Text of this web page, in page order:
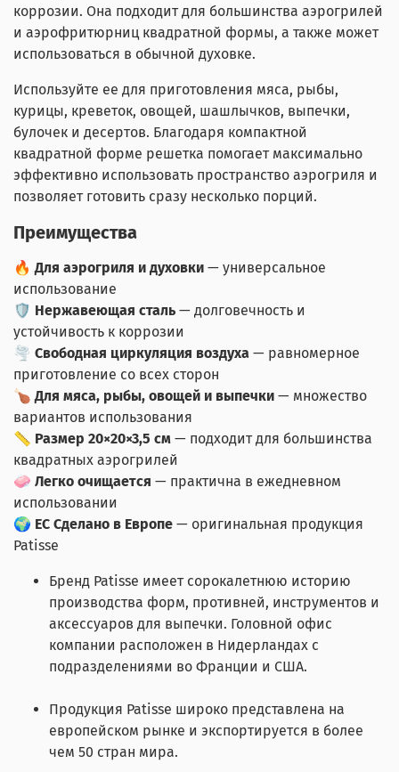
коррозии. Она подходит для большинства аэрогрилей
и аэрофритюрниц квадратной формы, а также может
использоваться в обычной духовке.
Используйте ее для приготовления мяса, рыбы,
курицы, креветок, овощей, шашлычков, выпечки,
булочек и десертов. Благодаря компактной
квадратной форме решетка помогает максимально
эффективно использовать пространство аэрогриля и
позволяет готовить сразу несколько порций.
Преимущества
🔥Для аэрогриля и духовки — универсальное
использование
🛡 Нержавеющая сталь — долговечность и
устойчивость к коррозии
🌪 Свободная циркуляция воздуха — равномерное
приготовление со всех сторон
🍗Для мяса, рыбы, овощей и выпечки — множество
вариантов использования
📏 Размер 20×20×3,5 см — подходит для большинства
квадратных аэрогрилей
🧼 Легко очищается — практична в ежедневном
использовании
🌍 EC Сделано в Европе — оригинальная продукция
Patisse
Бренд Patisse имеет сорокалетнюю историю
производства форм, противней, инструментов и
аксессуаров для выпечки. Головной офис
компании расположен в Нидерландах с
подразделениями во Франции и США.
Продукция Patisse широко представлена на
европейском рынке и экспортируется в более
чем 50 стран мира.